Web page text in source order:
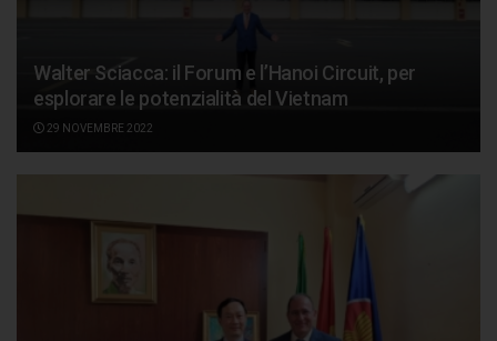
Walter Sciacca: il Forum e l’Hanoi Circuit, per
esplorare le potenzialità del Vietnam
29 NOVEMBRE 2022